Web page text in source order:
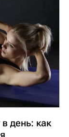
день: как